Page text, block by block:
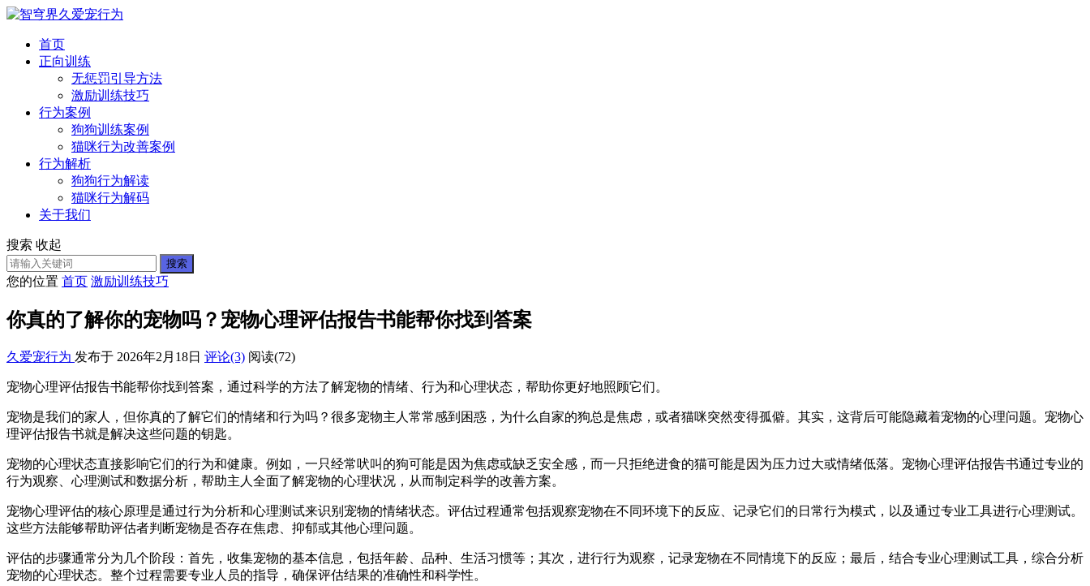
首页
正向训练
无惩罚引导方法
激励训练技巧
行为案例
狗狗训练案例
猫咪行为改善案例
行为解析
狗狗行为解读
猫咪行为解码
关于我们
搜索 收起
搜索
您的位置 首页 激励训练技巧
你真的了解你的宠物吗？宠物心理评估报告书能帮你找到答案
久爱宠行为 发布于 2026年2月18日 评论(3) 阅读(72)
宠物心理评估报告书能帮你找到答案，通过科学的方法了解宠物的情绪、行为和心理状态，帮助你更好地照顾它们。
宠物是我们的家人，但你真的了解它们的情绪和行为吗？很多宠物主人常常感到困惑，为什么自家的狗总是焦虑，或者猫咪突然变得孤僻。其实，这背后可能隐藏着宠物的心理问题。宠物心
理评估报告书就是解决这些问题的钥匙。
宠物的心理状态直接影响它们的行为和健康。例如，一只经常吠叫的狗可能是因为焦虑或缺乏安全感，而一只拒绝进食的猫可能是因为压力过大或情绪低落。宠物心理评估报告书通过专业的
行为观察、心理测试和数据分析，帮助主人全面了解宠物的心理状况，从而制定科学的改善方案。
宠物心理评估的核心原理是通过行为分析和心理测试来识别宠物的情绪状态。评估过程通常包括观察宠物在不同环境下的反应、记录它们的日常行为模式，以及通过专业工具进行心理测试。
这些方法能够帮助评估者判断宠物是否存在焦虑、抑郁或其他心理问题。
评估的步骤通常分为几个阶段：首先，收集宠物的基本信息，包括年龄、品种、生活习惯等；其次，进行行为观察，记录宠物在不同情境下的反应；最后，结合专业心理测试工具，综合分析
宠物的心理状态。整个过程需要专业人员的指导，确保评估结果的准确性和科学性。